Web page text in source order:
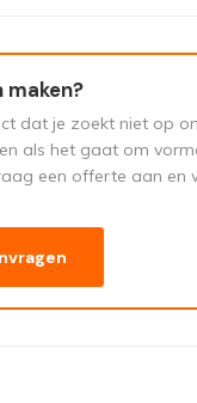
dat je zoekt niet op
als het gaat om
een offerte aan en